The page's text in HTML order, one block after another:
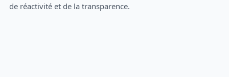
de réactivité et de la transparence.